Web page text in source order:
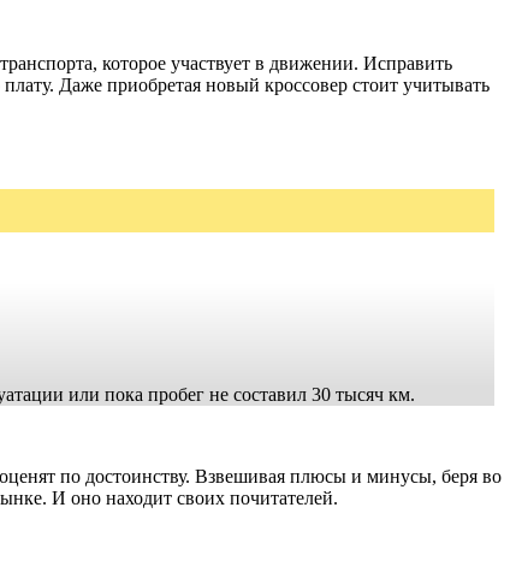
которое участвует в движении. Исправить
Даже приобретая новый кроссовер стоит учитывать
или пока пробег не составил 30 тысяч км.
по достоинству. Взвешивая плюсы и минусы, беря во
И оно находит своих почитателей.